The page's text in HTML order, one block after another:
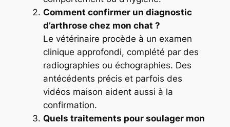
Comment confirmer un diagnostic
d’arthrose chez mon chat ?
Le vétérinaire procède à un examen
clinique approfondi, complété par des
radiographies ou échographies. Des
antécédents précis et parfois des
vidéos maison aident aussi à la
confirmation.
Quels traitements pour soulager mon